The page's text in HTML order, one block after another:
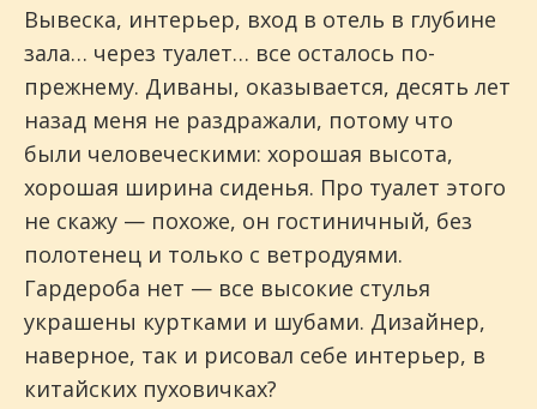
Вывеска, интерьер, вход в отель в глубине
зала… через туалет… все осталось по-
прежнему. Диваны, оказывается, десять лет
назад меня не раздражали, потому что
были человеческими: хорошая высота,
хорошая ширина сиденья. Про туалет этого
не скажу — похоже, он гостиничный, без
полотенец и только с ветродуями.
Гардероба нет — все высокие стулья
украшены куртками и шубами. Дизайнер,
наверное, так и рисовал себе интерьер, в
китайских пуховичках?